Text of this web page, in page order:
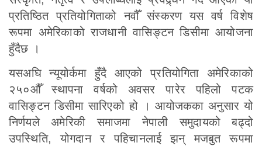
प्रतिष्ठित प्रतियोगिताको नवौँ संस्करण यस वर्ष विशेष
रूपमा अमेरिकाको राजधानी वासिङ्टन डिसीमा आयोजना
हुँदैछ ।
यसअघि न्यूयोर्कमा हुँदै आएको प्रतियोगिता अमेरिकाको
२५०औँ स्थापना वर्षको अवसर पारेर पहिलो पटक
वासिङ्टन डिसीमा सारिएको हो । आयोजकका अनुसार यो
निर्णयले अमेरिकी समाजमा नेपाली समुदायको बढ्दो
उपस्थिति, योगदान र पहिचानलाई झन् मजबुत रूपमा